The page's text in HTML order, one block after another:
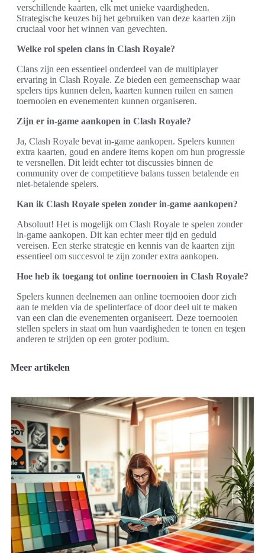
verschillende kaarten, elk met unieke vaardigheden.
Strategische keuzes bij het gebruiken van deze kaarten zijn
cruciaal voor het winnen van gevechten.
Welke rol spelen clans in Clash Royale?
Clans zijn een essentieel onderdeel van de multiplayer
ervaring in Clash Royale. Ze bieden een gemeenschap waar
spelers tips kunnen delen, kaarten kunnen ruilen en samen
toernooien en evenementen kunnen organiseren.
Zijn er in-game aankopen in Clash Royale?
Ja, Clash Royale bevat in-game aankopen. Spelers kunnen
extra kaarten, goud en andere items kopen om hun progressie
te versnellen. Dit leidt echter tot discussies binnen de
community over de competitieve balans tussen betalende en
niet-betalende spelers.
Kan ik Clash Royale spelen zonder in-game aankopen?
Absoluut! Het is mogelijk om Clash Royale te spelen zonder
in-game aankopen. Dit kan echter meer tijd en geduld
vereisen. Een sterke strategie en kennis van de kaarten zijn
essentieel om succesvol te zijn zonder extra aankopen.
Hoe heb ik toegang tot online toernooien in Clash Royale?
Spelers kunnen deelnemen aan online toernooien door zich
aan te melden via de spelinterface of door deel uit te maken
van een clan die evenementen organiseert. Deze toernooien
stellen spelers in staat om hun vaardigheden te tonen en tegen
anderen te strijden op een groter podium.
Meer artikelen